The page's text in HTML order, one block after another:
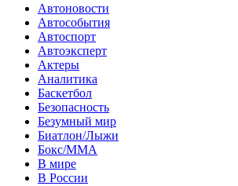
Автоновости
Автособытия
Автоспорт
Автоэксперт
Актеры
Аналитика
Баскетбол
Безопасность
Безумный мир
Биатлон/Лыжи
Бокс/MMA
В мире
В России